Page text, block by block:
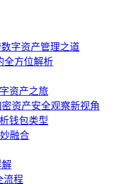
字资产管理之道
全方位解析
资产之旅
密资产安全观察新视角
钱包类型
融合
解
流程